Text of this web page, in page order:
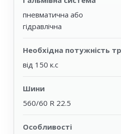
пневматична або
гідравлічна
Необхідна потужність
від 150 к.с
Шини
560/60 R 22.5
Особливості